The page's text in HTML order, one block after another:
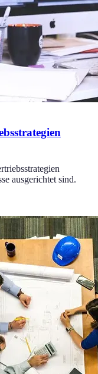
ausgerichtet sind.